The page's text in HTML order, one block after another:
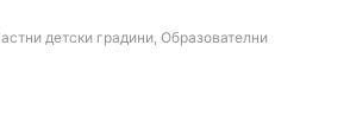
детски градини, Образователни